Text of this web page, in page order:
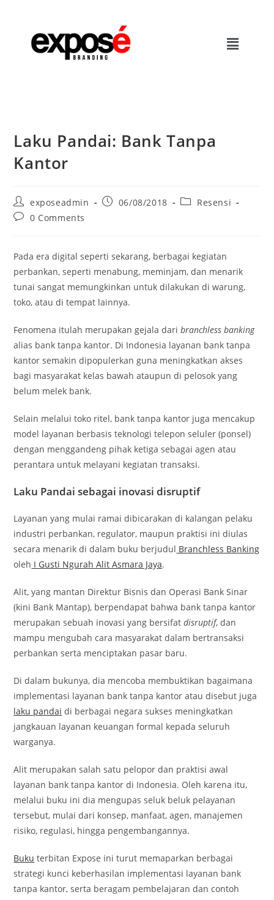
Laku Pandai: Bank Tanpa
Kantor
exposeadmin 06/08/2018
Resensi
0 Comments
Pada era digital seperti sekarang, berbagai kegiatan
perbankan, seperti menabung, meminjam, dan menarik
tunai sangat memungkinkan untuk dilakukan di warung,
toko, atau di tempat lainnya.
Fenomena itulah merupakan gejala daribranchless banking
alias bank tanpa kantor. Di Indonesia layanan bank tanpa
kantor semakin dipopulerkan guna meningkatkan akses
bagi masyarakat kelas bawah ataupun di pelosok yang
belum melek bank.
Selain melalui toko ritel, bank tanpa kantor juga mencakup
model layanan berbasis teknologi telepon seluler (ponsel)
dengan menggandeng pihak ketiga sebagai agen atau
perantara untuk melayani kegiatan transaksi.
Laku Pandai sebagai inovasi disruptif
Layanan yang mulai ramai dibicarakan di kalangan pelaku
industri perbankan, regulator, maupun praktisi ini diulas
secara menarik di dalam buku berjudul Branchless Banking
oleh I Gusti Ngurah Alit Asmara Jaya.
Alit, yang mantan Direktur Bisnis dan Operasi Bank Sinar
(kini Bank Mantap), berpendapat bahwa bank tanpa kantor
merupakan sebuah inovasi yang bersifatdisruptif, dan
mampu mengubah cara masyarakat dalam bertransaksi
perbankan serta menciptakan pasar baru.
Di dalam bukunya, dia mencoba membuktikan bagaimana
implementasi layanan bank tanpa kantor atau disebut juga
laku pandai di berbagai negara sukses meningkatkan
jangkauan layanan keuangan formal kepada seluruh
warganya.
Alit merupakan salah satu pelopor dan praktisi awal
layanan bank tanpa kantor di Indonesia. Oleh karena itu,
melalui buku ini dia mengupas seluk beluk pelayanan
tersebut, mulai dari konsep, manfaat, agen, manajemen
risiko, regulasi, hingga pengembangannya.
Buku terbitan Expose ini turut memaparkan berbagai
strategi kunci keberhasilan implementasi layanan bank
tanpa kantor, serta beragam pembelajaran dan contoh